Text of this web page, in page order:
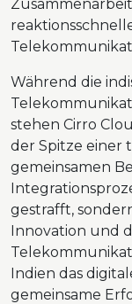
Während die
stehen Cirro
der Spitze einer
gemeinsamen
gestrafft,
Innovation und
Indien das
gemeinsame